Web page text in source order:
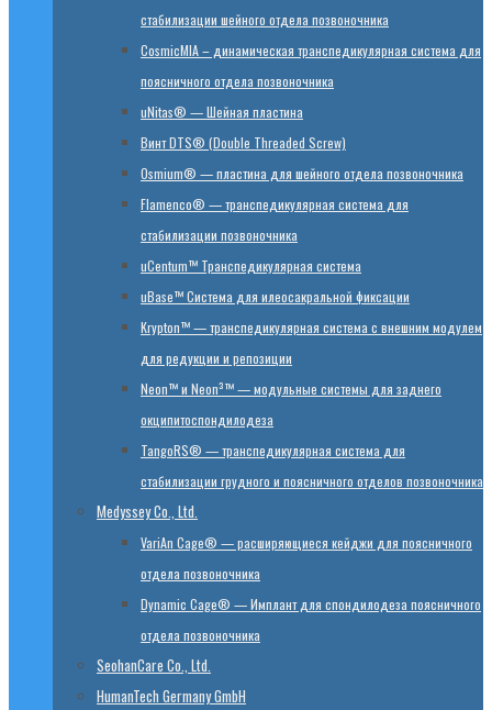
стабилизации шейного отдела позвоночника
CosmicMIA – динамическая транспедикулярная система для
поясничного отдела позвоночника
uNitas® — Шейная пластина
Винт DTS® (Double Threaded Screw)
Osmium® — пластина для шейного отдела позвоночника
Flamenco® — транспедикулярная система для
стабилизации позвоночника
uCentum™ Транспедикулярная система
uBase™ Cистема для илеосакральной фиксации
Krypton™ — транспедикулярная система с внешним модулем
для редукции и репозиции
Neon™ и Neon³™ — модульные системы для заднего
окципитоспондилодеза
TangoRS® — транспедикулярная система для
стабилизации грудного и поясничного отделов позвоночника
Medyssey Co., Ltd.
VariAn Cage® — расширяющиеся кейджи для поясничного
отдела позвоночника
Dynamic Cage® — Имплант для спондилодеза поясничного
отдела позвоночника
SeohanCare Co., Ltd.
HumanTech Germany GmbH